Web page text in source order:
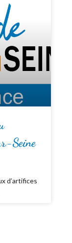
Seine
d’artifices